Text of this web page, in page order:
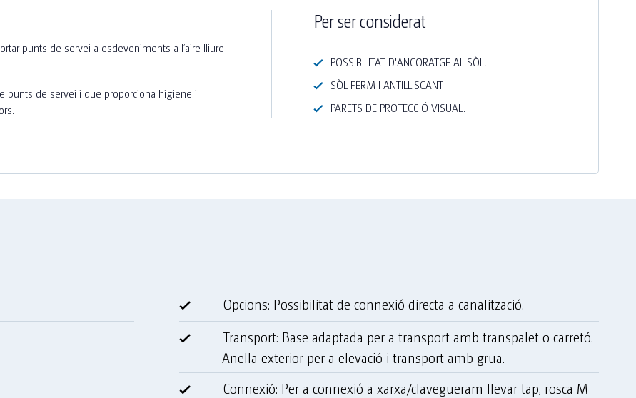
punts de servei a esdeveniments a l’aire lliure
punts de servei i que proporciona higiene i
Per ser considerat
POSSIBILITAT D'ANCORATGE AL SÒL.
SÒL FERM I ANTILLISCANT.
PARETS DE PROTECCIÓ VISUAL.
Opcions: Possibilitat de connexió directa a canalització.
Transport: Base adaptada per a transport amb transpalet o carretó.
Anella exterior per a elevació i transport amb grua.
Connexió: Per a connexió a xarxa/clavegueram llevar tap, rosca M